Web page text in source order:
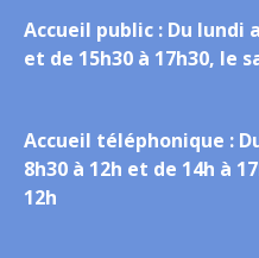
Accueil public : Du lundi
et de 15h30 à 17h30, le
Accueil téléphonique :
8h30 à 12h et de 14h à
12h